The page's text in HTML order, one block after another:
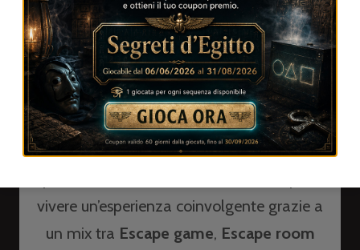
dell’intrattenimento immersivo. Se hai già
provato le escape roomtradizionali, saprai
quanto possano essere stimolanti e
avvincenti, ma immagina ora di poter
portare quell’adrenalina e quel senso di
avventura direttamente per le strade di un
vivere un’esperienza coinvolgente grazie a
un mix tra Escape game, Escape room